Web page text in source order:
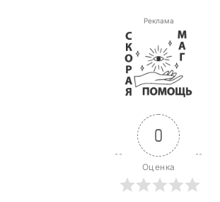
Реклама
0
Оценка